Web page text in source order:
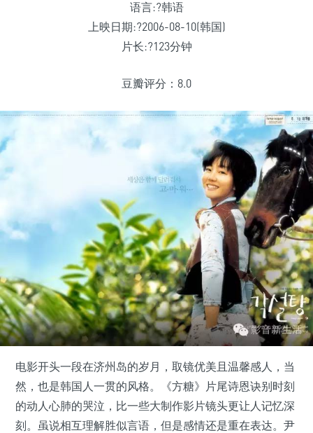
语言:?韩语
上映日期:?2006-08-10(韩国)
片长:?123分钟
豆瓣评分：8.0
电影开头一段在济州岛的岁月，取镜优美且温馨感人，当
然，也是韩国人一贯的风格。《方糖》片尾诗恩诀别时刻
的动人心肺的哭泣，比一些大制作影片镜头更让人记忆深
刻。虽说相互理解胜似言语，但是感情还是重在表达。尹